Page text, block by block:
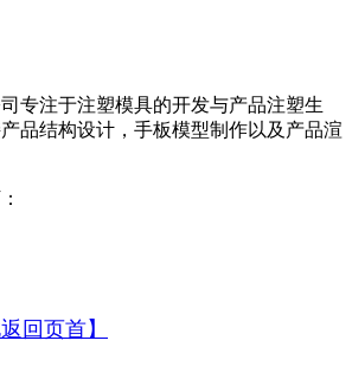
专注于注塑模具的开发与产品注塑生
品结构设计，手板模型制作以及产品渲
回页首】